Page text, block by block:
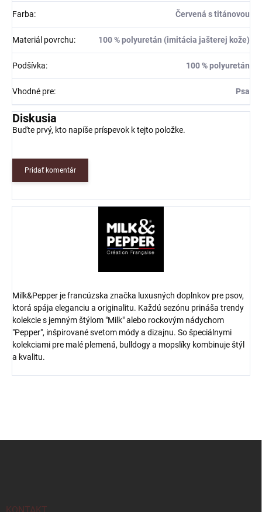
Farba: Červená s titánovou
Materiál povrchu: 100 % polyuretán (imitácia jašterej kože)
Podšívka: 100 % polyuretán
Vhodné pre: Psa
Diskusia
Buďte prvý, kto napíše príspevok k tejto položke.
Pridať komentár
Milk&Pepper je francúzska značka luxusných doplnkov pre psov,
ktorá spája eleganciu a originalitu. Každú sezónu prináša trendy
kolekcie s jemným štýlom "Milk" alebo rockovým nádychom
"Pepper", inšpirované svetom módy a dizajnu. So špeciálnymi
kolekciami pre malé plemená, bulldogy a mopslíky kombinuje štýl
a kvalitu.